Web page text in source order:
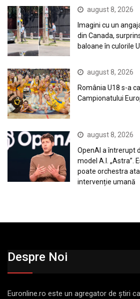
august 8, 2026
Imagini cu un
din Canada,
baloane în culorile
august 8, 2026
România U18 s-a
Campionatului
august 8, 2026
OpenAI a întrerupt
model A.I. „Astra”.
poate orchestra
intervenție umană
Despre Noi
Euronline.ro este un agregator de ştiri